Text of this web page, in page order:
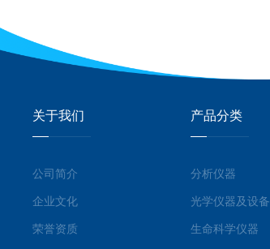
关于我们
公司简介
企业文化
荣誉资质
产品分类
分析仪器
光学仪器及设备
生命科学仪器